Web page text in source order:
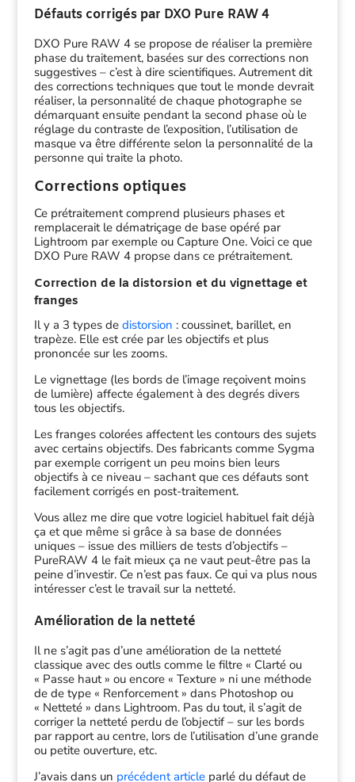
Défauts corrigés par DXO Pure RAW 4
DXO Pure RAW 4 se propose de réaliser la première
phase du traitement, basées sur des corrections non
suggestives – c’est à dire scientifiques. Autrement dit
des corrections techniques que tout le monde devrait
réaliser, la personnalité de chaque photographe se
démarquant ensuite pendant la second phase où le
réglage du contraste de l’exposition, l’utilisation de
masque va être différente selon la personnalité de la
personne qui traite la photo.
Corrections optiques
Ce prétraitement comprend plusieurs phases et
remplacerait le dématriçage de base opéré par
Lightroom par exemple ou Capture One. Voici ce que
DXO Pure RAW 4 propse dans ce prétraitement.
Correction de la distorsion et du vignettage et
franges
Il y a 3 types de distorsion : coussinet, barillet, en
trapèze. Elle est crée par les objectifs et plus
prononcée sur les zooms.
Le vignettage (les bords de l’image reçoivent moins
de lumière) affecte également à des degrés divers
tous les objectifs.
Les franges colorées affectent les contours des sujets
avec certains objectifs. Des fabricants comme Sygma
par exemple corrigent un peu moins bien leurs
objectifs à ce niveau – sachant que ces défauts sont
facilement corrigés en post-traitement.
Vous allez me dire que votre logiciel habituel fait déjà
ça et que même si grâce à sa base de données
uniques – issue des milliers de tests d’objectifs –
PureRAW 4 le fait mieux ça ne vaut peut-être pas la
peine d’investir. Ce n’est pas faux. Ce qui va plus nous
intéresser c’est le travail sur la netteté.
Amélioration de la netteté
Il ne s’agit pas d’une amélioration de la netteté
classique avec des outls comme le filtre « Clarté ou
« Passe haut » ou encore « Texture » ni une méthode
de de type « Renforcement » dans Photoshop ou
« Netteté » dans Lightroom. Pas du tout, il s’agit de
corriger la netteté perdu de l’objectif – sur les bords
par rapport au centre, lors de l’utilisation d’une grande
ou petite ouverture, etc.
J’avais dans un précédent articleparlé du défaut de